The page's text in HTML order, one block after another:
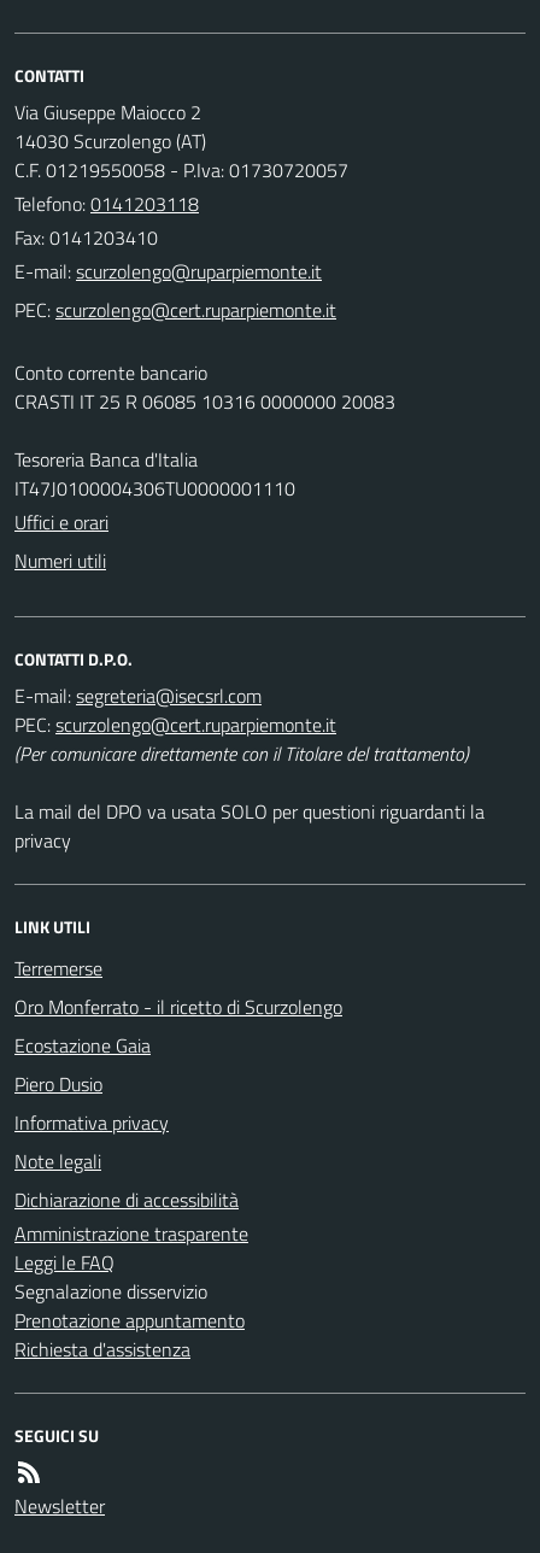
CONTATTI
Via Giuseppe Maiocco 2
14030 Scurzolengo (AT)
C.F. 01219550058 - P.Iva: 01730720057
Telefono:0141203118
Fax: 0141203410
E-mail:
PEC:
Conto corrente bancario
CRASTI IT 25 R 06085 10316 0000000 20083
Tesoreria Banca d'Italia
IT47J0100004306TU0000001110
Uffici e orari
Numeri utili
CONTATTI D.P.O.
E-mail:
PEC:
(Per comunicare direttamente con il Titolare del trattamento)
La mail del DPO va usata SOLO per questioni riguardanti la
privacy
LINK UTILI
Terremerse
Oro Monferrato - il ricetto di Scurzolengo
Ecostazione Gaia
Piero Dusio
Informativa privacy
Note legali
Dichiarazione di accessibilità
Amministrazione trasparente
Leggi le FAQ
Segnalazione disservizio
Prenotazione appuntamento
Richiesta d'assistenza
SEGUICI SU
Newsletter